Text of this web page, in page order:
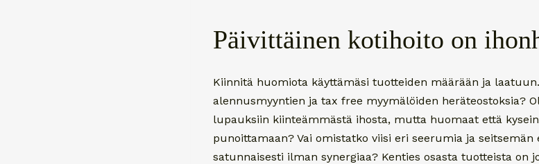
Päivittäinen kotihoito on
Kiinnitä huomiota käyttämäsi tuotteiden määrään ja
alennusmyyntien ja tax free myymälöiden heräteostoksia?
lupauksiin kiinteämmästä ihosta, mutta huomaat että
punoittamaan? Vai omistatko viisi eri seerumia ja
satunnaisesti ilman synergiaa? Kenties osasta tuotteista on